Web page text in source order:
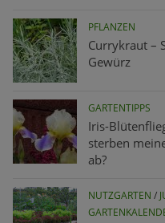
PFLANZEN
Currykraut –
Gewürz
GARTENTIPPS
Iris-
sterben
ab?
NUTZGARTEN /